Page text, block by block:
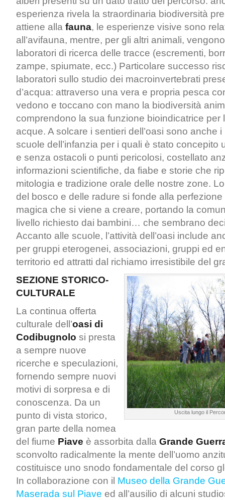
esperienza rivela la straordinaria biodiversità
attiene alla fauna, le esperienze visive sono
all’avifauna, mentre, per gli altri animali,
laboratori di ricerca delle tracce (escrementi,
zampe, spiumate, ecc.) Particolare successo
laboratori sullo studio dei macroinvertebrati
d’acqua: attraverso una vera e propria pesca
vedono e toccano con mano la biodiversità
comprendono la sua funzione bioindicatrice per
acque. A solcare i sentieri dell’oasi sono anche
scuole dell’infanzia per i quali è stato concepito
e senza ostacoli o punti pericolosi, costellato
informazioni scientifiche, da fiabe e storie che
mitologia e tradizione orale delle nostre zone.
del bosco e delle radure si fonde alla perfezione
magica che si viene a creare, portando la
livello richiesto dai bambini… che sembrano
Accanto alle scuole, l’attività dell’oasi include
per gruppi eterogenei, associazioni, gruppi ed
territorio ed attratti dal richiamo irresistibile del
Uscita lungo il
SEZIONE STORICO-
CULTURALE
La continua offerta
culturale dell’oasi di
Codibugnolo si presta
a sempre nuove
ricerche e speculazioni,
fornendo sempre nuovi
motivi di sorpresa e di
conoscenza. Da un
punto di vista storico,
gran parte della nomea
del fiume Piave è assorbita dalla Grande
sconvolto radicalmente la mente dell’uomo
costituisce uno snodo fondamentale del corso
In collaborazione con il Museo della Grande
Maserada sul Piave ed all’ausilio di alcuni